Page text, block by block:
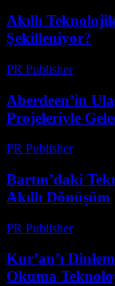
Akıllı
Şekilleniyor?
PR Publisher-
Aberdeen’in
Projeleriyle
PR Publisher-
Bartın’daki
Akıllı Dönüşüm
PR Publisher-
Kur’an’ı
Okuma